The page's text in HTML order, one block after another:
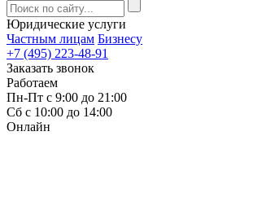
Юридические услуги
Частным лицам Бизнесу
+7 (495) 223-48-91
Заказать звонок
Работаем
Пн-Пт с 9:00 до 21:00
Сб с 10:00 до 14:00
Онлайн